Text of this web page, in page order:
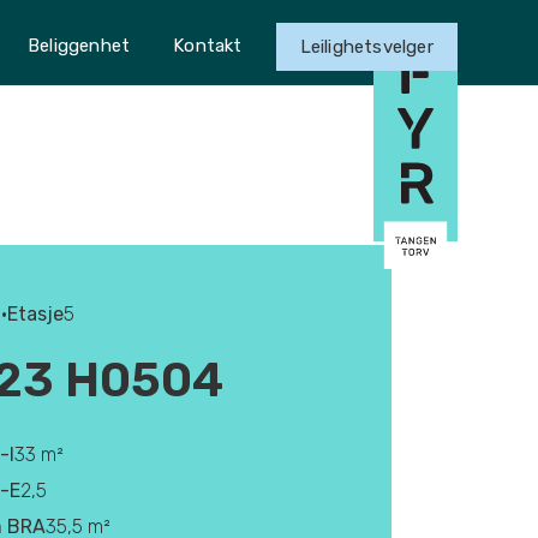
Beliggenhet Kontakt Leilighetsvelger
Etasje5
H0504
I33 m²
E2,5
BRA35,5 m²